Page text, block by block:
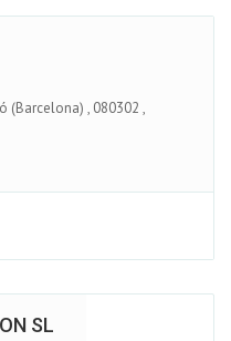
(Barcelona) , 080302 ,
SL